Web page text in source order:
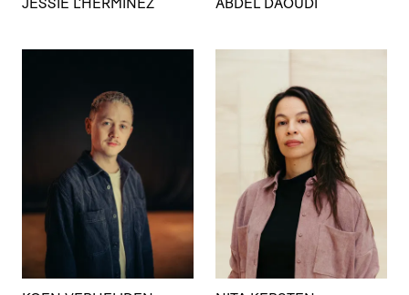
JESSIE L’HERMINEZ ABDEL DAOUDI